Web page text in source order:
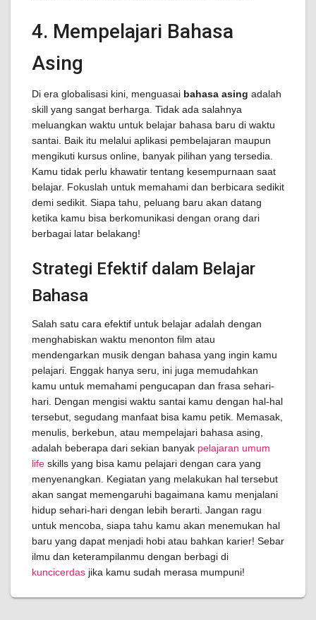
4. Mempelajari Bahasa
Asing
Di era globalisasi kini, menguasai bahasa asing adalah
skill yang sangat berharga. Tidak ada salahnya
meluangkan waktu untuk belajar bahasa baru di waktu
santai. Baik itu melalui aplikasi pembelajaran maupun
mengikuti kursus online, banyak pilihan yang tersedia.
Kamu tidak perlu khawatir tentang kesempurnaan saat
belajar. Fokuslah untuk memahami dan berbicara sedikit
demi sedikit. Siapa tahu, peluang baru akan datang
ketika kamu bisa berkomunikasi dengan orang dari
berbagai latar belakang!
Strategi Efektif dalam Belajar
Bahasa
Salah satu cara efektif untuk belajar adalah dengan
menghabiskan waktu menonton film atau
mendengarkan musik dengan bahasa yang ingin kamu
pelajari. Enggak hanya seru, ini juga memudahkan
kamu untuk memahami pengucapan dan frasa sehari-
hari. Dengan mengisi waktu santai kamu dengan hal-hal
tersebut, segudang manfaat bisa kamu petik. Memasak,
menulis, berkebun, atau mempelajari bahasa asing,
adalah beberapa dari sekian banyak pelajaran umum
life skills yang bisa kamu pelajari dengan cara yang
menyenangkan. Kegiatan yang melakukan hal tersebut
akan sangat memengaruhi bagaimana kamu menjalani
hidup sehari-hari dengan lebih berarti. Jangan ragu
untuk mencoba, siapa tahu kamu akan menemukan hal
baru yang dapat menjadi hobi atau bahkan karier! Sebar
ilmu dan keterampilanmu dengan berbagi di
kuncicerdas jika kamu sudah merasa mumpuni!